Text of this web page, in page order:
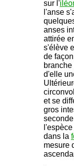
sur l'
l'anse
anses
attirée
s'élève
de
d'elle
et se
gros
dans la
mesure